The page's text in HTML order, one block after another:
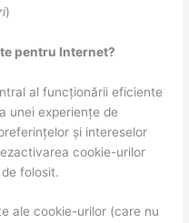
)
pentru Internet?
al funcționării eficiente
unei experiențe de
și intereselor
cookie-urilor
folosit.
ale cookie-urilor (care nu